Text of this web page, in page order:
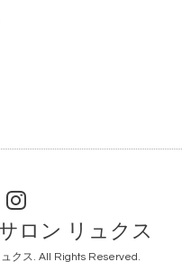
ロン リュクス
クス. All Rights Reserved.